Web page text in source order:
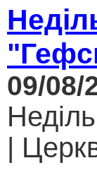
09/08/
|